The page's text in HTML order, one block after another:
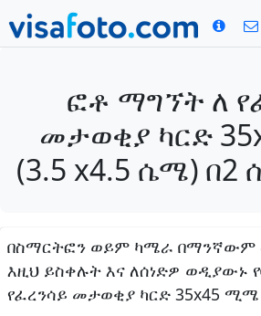
ፎቶ ማግኘት ለ
መታወቂያ ካርድ
(3.5 x4.5 ሴሜ) በ2
በስማርትፎን ወይም ካሜራ በማንኛውም
እዚህ ይስቀሉት እና ለሰነድዎ ወዲያውኑ
የፈረንሳይ መታወቂያ ካርድ 35x45 ሚሜ